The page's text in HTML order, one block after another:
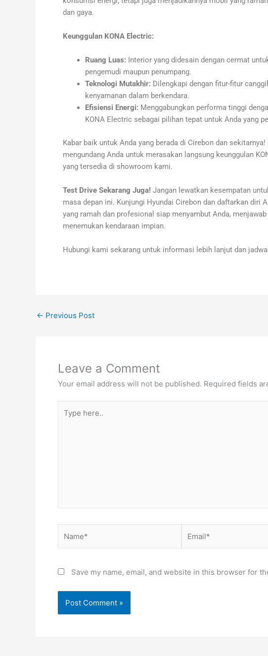
dan gaya.
Keunggulan KONA Electric:
Ruang Luas: Interior yang didesain dengan cermat
pengemudi maupun penumpang.
Teknologi Mutakhir: Dilengkapi dengan fitur-fitur
kenyamanan dalam berkendara.
Efisiensi Energi: Menggabungkan performa tinggi
KONA Electric sebagai pilihan tepat untuk Anda yang
Kabar baik untuk Anda yang berada di Cirebon dan
mengundang Anda untuk merasakan langsung keunggulan
yang tersedia di showroom kami.
Test Drive Sekarang Juga! Jangan lewatkan kesempatan
masa depan ini. Kunjungi Hyundai Cirebon dan daftarkan diri
yang ramah dan profesional siap menyambut Anda,
menemukan kendaraan impian.
Hubungi kami sekarang untuk informasi lebih lanjut dan
← Previous Post
Leave a Comment
Your email address will not be published. Required fields
here..
Save my name, email, and website in this browser for